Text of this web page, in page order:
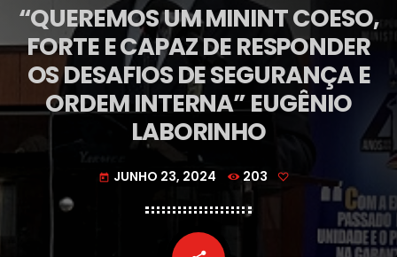
“QUEREMOS UM MININT COESO,
FORTE E CAPAZ DE RESPONDER
OS DESAFIOS DE SEGURANÇA E
ORDEM INTERNA” EUGÊNIO
LABORINHO
today JUNHO 23, 2024 203